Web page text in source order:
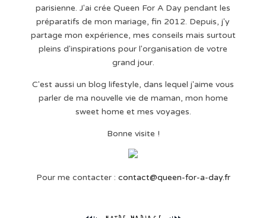
parisienne. J'ai crée Queen For A Day pendant les
préparatifs de mon mariage, fin 2012. Depuis, j'y
partage mon expérience, mes conseils mais surtout
pleins d'inspirations pour l'organisation de votre
grand jour.
C'est aussi un blog lifestyle, dans lequel j'aime vous
parler de ma nouvelle vie de maman, mon home
sweet home et mes voyages.
Bonne visite !
Pour me contacter : contact@queen-for-a-day.fr